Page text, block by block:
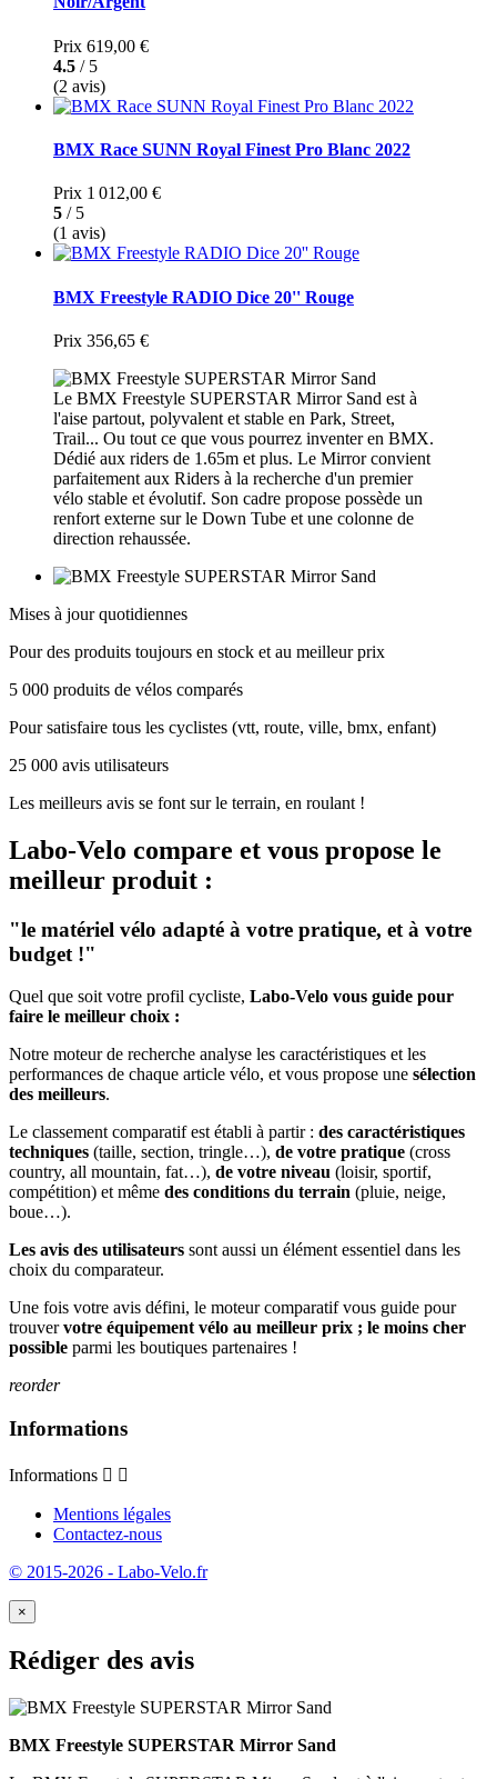
Prix 619,00 €
4.5 / 5
(2 avis)
BMX Race SUNN Royal Finest Pro Blanc 2022
Prix 1 012,00 €
5 / 5
(1 avis)
BMX Freestyle RADIO Dice 20'' Rouge
Prix 356,65 €
Le BMX Freestyle SUPERSTAR Mirror Sand est à
l'aise partout, polyvalent et stable en Park, Street,
Trail... Ou tout ce que vous pourrez inventer en BMX.
Dédié aux riders de 1.65m et plus. Le Mirror convient
parfaitement aux Riders à la recherche d'un premier
vélo stable et évolutif. Son cadre propose possède un
renfort externe sur le Down Tube et une colonne de
direction rehaussée.
Mises à jour quotidiennes
Pour des produits toujours en stock et au meilleur prix
5 000 produits de vélos comparés
Pour satisfaire tous les cyclistes (vtt, route, ville, bmx, enfant)
25 000 avis utilisateurs
Les meilleurs avis se font sur le terrain, en roulant !
Labo-Velo compare et vous propose le
meilleur produit :
"le matériel vélo adapté à votre pratique, et à votre
budget !"
Quel que soit votre profil cycliste, Labo-Velo vous guide pour
faire le meilleur choix :
Notre moteur de recherche analyse les caractéristiques et les
performances de chaque article vélo, et vous propose une sélection
des meilleurs.
Le classement comparatif est établi à partir : des caractéristiques
techniques (taille, section, tringle…), de votre pratique (cross
country, all mountain, fat…), de votre niveau (loisir, sportif,
compétition) et même des conditions du terrain (pluie, neige,
boue…).
Les avis des utilisateurs sont aussi un élément essentiel dans les
choix du comparateur.
Une fois votre avis défini, le moteur comparatif vous guide pour
trouvervotre équipement vélo au meilleur prix ; le moins cher
possible parmi les boutiques partenaires !
reorder
Informations
Informations  
Mentions légales
Contactez-nous
© 2015-2026 - Labo-Velo.fr
×
Rédiger des avis
BMX Freestyle SUPERSTAR Mirror Sand